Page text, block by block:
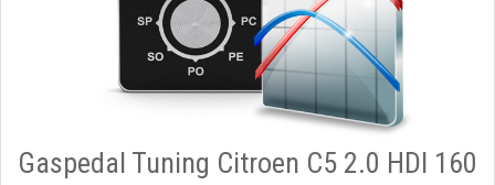
Gaspedal Tuning Citroen C5 2.0 HDI 160